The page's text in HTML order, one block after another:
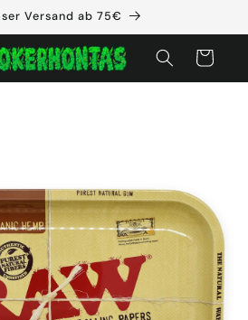
Versand ab 75€
Warenkorb